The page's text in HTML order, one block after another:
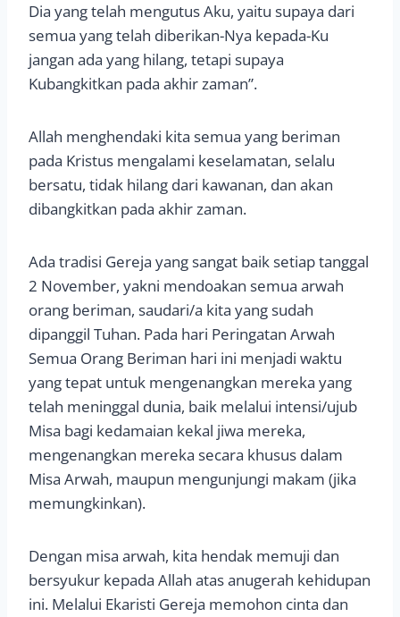
Dia yang telah mengutus Aku, yaitu supaya dari
semua yang telah diberikan-Nya kepada-Ku
jangan ada yang hilang, tetapi supaya
Kubangkitkan pada akhir zaman”.
Allah menghendaki kita semua yang beriman
pada Kristus mengalami keselamatan, selalu
bersatu, tidak hilang dari kawanan, dan akan
dibangkitkan pada akhir zaman.
Ada tradisi Gereja yang sangat baik setiap tanggal
2 November, yakni mendoakan semua arwah
orang beriman, saudari/a kita yang sudah
dipanggil Tuhan. Pada hari Peringatan Arwah
Semua Orang Beriman hari ini menjadi waktu
yang tepat untuk mengenangkan mereka yang
telah meninggal dunia, baik melalui intensi/ujub
Misa bagi kedamaian kekal jiwa mereka,
mengenangkan mereka secara khusus dalam
Misa Arwah, maupun mengunjungi makam (jika
memungkinkan).
Dengan misa arwah, kita hendak memuji dan
bersyukur kepada Allah atas anugerah kehidupan
ini. Melalui Ekaristi Gereja memohon cinta dan